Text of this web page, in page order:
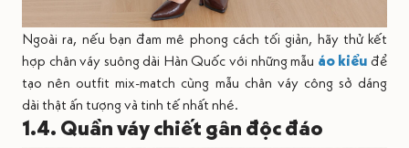
Ngoài ra, nếu bạn đam mê phong cách tối giản, hãy thử kết
hợp chân váy suông dài Hàn Quốc với những mẫu áo kiểu để
tạo nên outfit mix-match cùng mẫu chân váy công sở dáng
dài thật ấn tượng và tinh tế nhất nhé.
1.4. Quần váy chiết gân độc đáo